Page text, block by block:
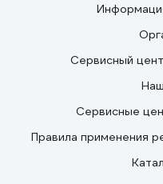
Сервисный
Сервисные
Правила применения